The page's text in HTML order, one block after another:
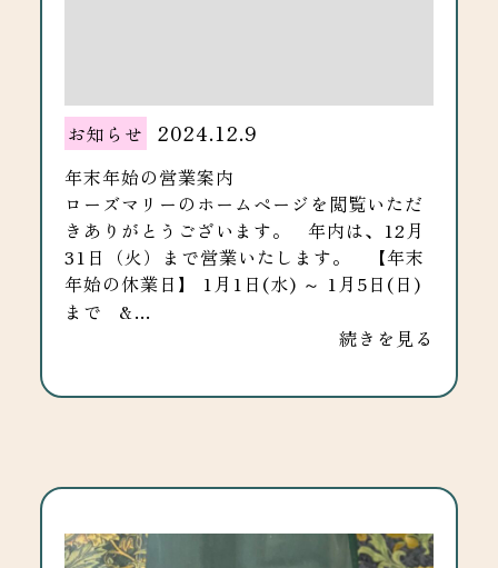
お知らせ 2024.12.9
年末年始の営業案内
ローズマリーのホームページを閲覧いただ
きありがとうございます。 年内は、12月
31日（火）まで営業いたします。 【年末
年始の休業日】 1月1日(水) ～ 1月5日(日)
まで &…
続きを見る